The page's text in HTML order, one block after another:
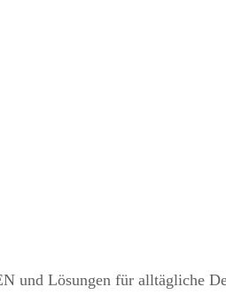
und Lösungen für alltägliche